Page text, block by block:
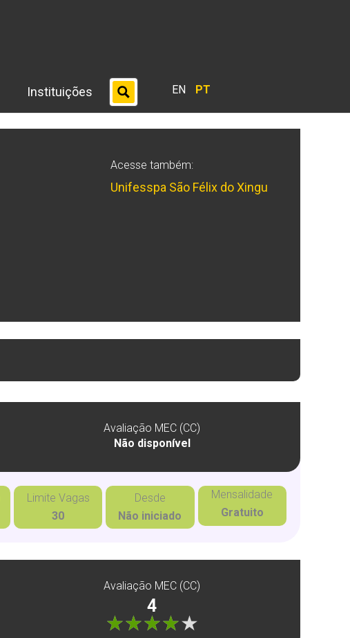
Instituições EN PT
Acesse também:
Unifesspa São Félix do Xingu
Avaliação MEC (CC)
Não disponível
Limite Vagas
30
Desde
Não iniciado
Mensalidade
Gratuito
Avaliação MEC (CC)
4